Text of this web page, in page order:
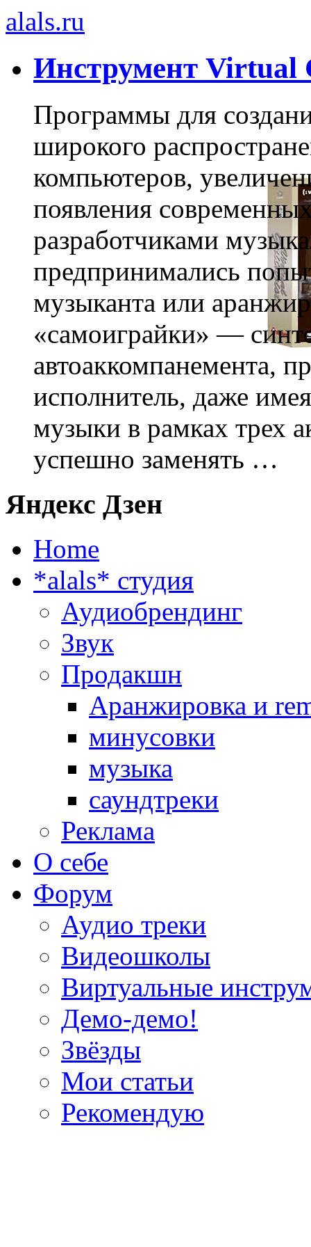
alals.ru
Инструмент Virtual
Программы для
широкого
компьютеров,
появления
разработчиками
предпринимались
музыканта или
«самоиграйки» —
автоаккомпанемента,
исполнитель, даже
музыки в рамках трех
успешно заменять …
Яндекс Дзен
Home
*alals* cтудия
Аудиобрендинг
Звук
Продакшн
Аранжировка и
минусовки
музыка
саундтреки
Реклама
О себе
Форум
Аудио треки
Видеошколы
Виртуальные
Демо-демо!
Звёзды
Мои статьи
Рекомендую